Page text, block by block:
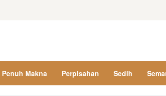
Penuh Makna Perpisahan Sedih